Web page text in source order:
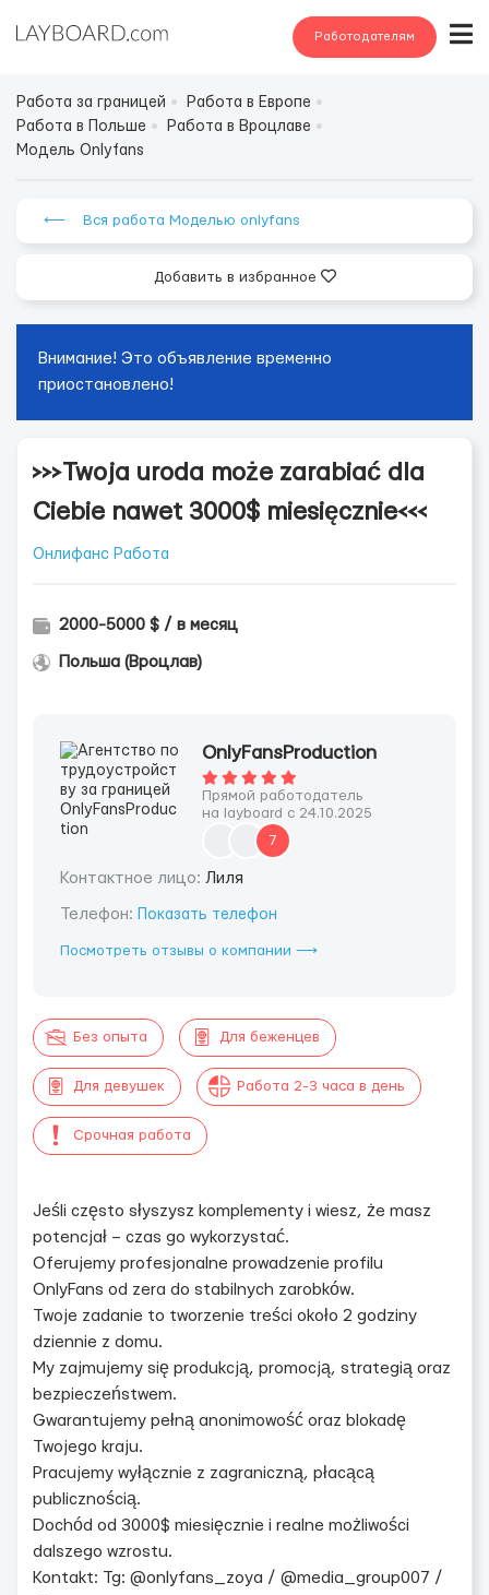
Работодателям
Работа за границей
Работа в Европе
Работа в Польше
Работа в Вроцлаве
Модель Onlyfans
⟵ Вся работа Моделью onlyfans
Добавить в избранное
Внимание! Это объявление временно
приостановлено!
>>>Twoja uroda może zarabiać dla
Ciebie nawet 3000$ miesięcznie<<<
Онлифанс Работа
2000-5000 $ / в месяц
Польша (Вроцлав)
OnlyFansProduction
Прямой работодатель
на layboard с 24.10.2025
7
Контактное лицо: Лиля
Телефон: Показать телефон
Посмотреть отзывы о компании ⟶
Без опыта Для беженцев
Для девушек Работа 2-3 часа в день
Срочная работа
Jeśli często słyszysz komplementy i wiesz, że masz
potencjał – czas go wykorzystać.
Oferujemy profesjonalne prowadzenie profilu
OnlyFans od zera do stabilnych zarobków.
Twoje zadanie to tworzenie treści około 2 godziny
dziennie z domu.
My zajmujemy się produkcją, promocją, strategią oraz
bezpieczeństwem.
Gwarantujemy pełną anonimowość oraz blokadę
Twojego kraju.
Pracujemy wyłącznie z zagraniczną, płacącą
publicznością.
Dochód od 3000$ miesięcznie i realne możliwości
dalszego wzrostu.
Kontakt: Tg: @onlyfans_zoya / @media_group007 /